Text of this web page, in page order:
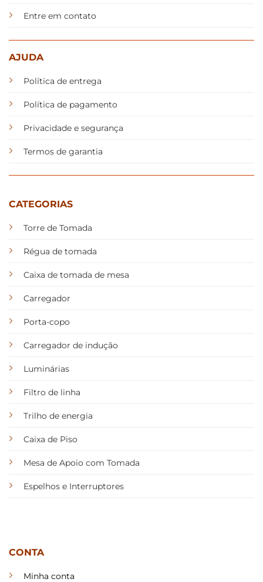
Entre em contato
AJUDA
Política de entrega
Política de pagamento
Privacidade e segurança
Termos de garantia
CATEGORIAS
Torre de Tomada
Régua de tomada
Caixa de tomada de mesa
Carregador
Porta-copo
Carregador de indução
Luminárias
Filtro de linha
Trilho de energia
Caixa de Piso
Mesa de Apoio com Tomada
Espelhos e Interruptores
CONTA
Minha conta